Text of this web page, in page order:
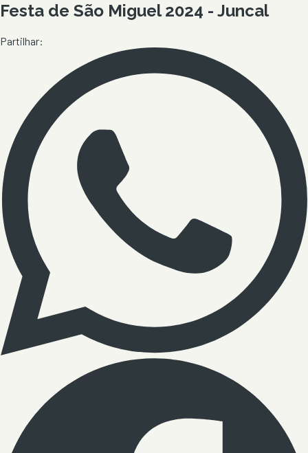
Festa de São Miguel 2024 - Juncal
Partilhar: